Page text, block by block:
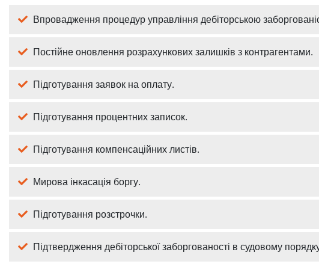
Впровадження процедур управління дебіторською
Постійне оновлення розрахункових залишків з контрагентами.
Підготування заявок на оплату.
Підготування процентних записок.
Підготування компенсаційних листів.
Мирова інкасація боргу.
Підготування розстрочки.
Підтвердження дебіторської заборгованості в судовому